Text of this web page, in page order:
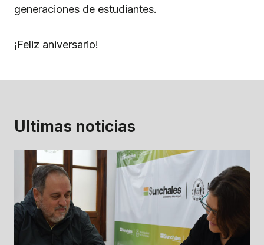
generaciones de estudiantes.
¡Feliz aniversario!
Ultimas noticias